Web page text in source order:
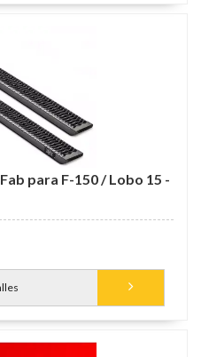
para F-150 / Lobo 15 -